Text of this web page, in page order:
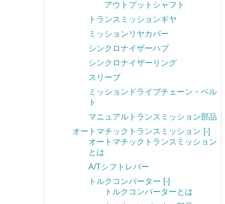
アウトプットシャフト
トランスミッションギヤ
ミッションリヤカバー
シンクロナイザーハブ
シンクロナイザーリング
スリーブ
ミッションドライブチェーン・ベル
ト
マニュアルトランスミッション部品
オートマチックトランスミッション [-]
オートマチックトランスミッション
とは
A/Tシフトレバー
トルクコンバーター [-]
トルクコンバーターとは